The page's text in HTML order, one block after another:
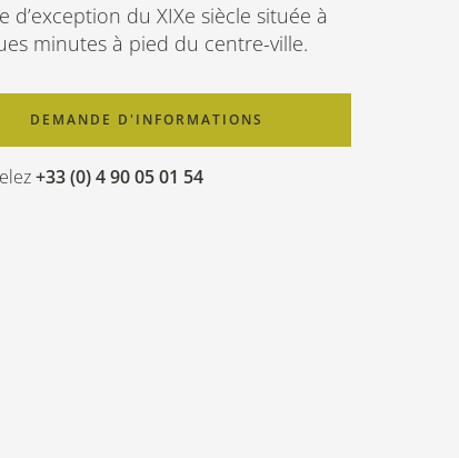
d’exception du XIXe siècle située à
minutes à pied du centre-ville.
DEMANDE D'INFORMATIONS
+33 (0) 4 90 05 01 54